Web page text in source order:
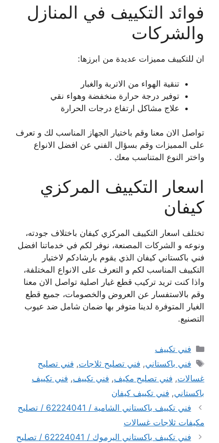
فوائد التكييف في المنازل
والشركات
ان للتكييف مميزات عديدة من ابرزها:
تنقية الهواء من الاتربة والغبار
توفير درجة حرارة منخفضة وهواء نقي
علاج مشاكل ارتفاع درجات الحرارة
تواصل الان معنا وقم باختيار الجهاز المناسب لك و تعرف
على المميزات وقم بسؤال الفني عن افضل الانواع
واختر النوع المتناسب معك .
اسعار التكييف المركزي
كيفان
تختلف اسعار التكييف المركزي كيفان باختلاف جودته،
ونوعه و الشركات المصنعة، نوفر لكم في خدماتنا افضل
فني باكستاني كيفان الذي يقوم بارشادكم لاختيار
التكييف المناسب لكم و التعرف على الانواع المختلفة،
واذا كنت تريد تركيب قطع غيار اصلية تواصل الان معنا
وقم بالاستفسار عن العروض والخصومات، جميع قطع
الغيار المتوفرة لدينا متوفر بها ضمان شامل ضد عيوب
التصنيع.
التصنيفات
فني تكييف
الوسوم
فني باكستاني, فني تصليح ثلاجات, فني تصليح
غسالات, فني تصليح مكيف, فني تكييف, فني تكييف
باكستاني, فني تكييف كيفان
فني تكييف باكستاني الشامية / 62224041 / تصليح
مكيفات ثلاجات غسالات
فني تكييف باكستاني اليرموك / 62224041 / تصليح